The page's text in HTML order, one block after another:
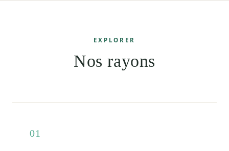
EXPLORER
Nos rayons
01